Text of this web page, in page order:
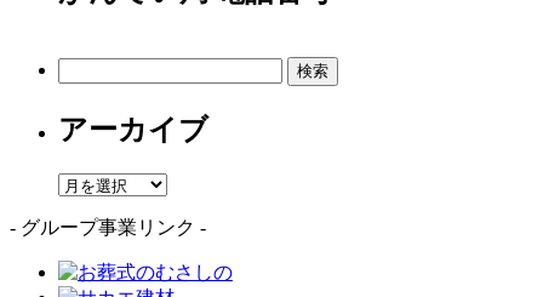
アーカイブ
ア
カ
イ
ブ
- グループ事業リンク -